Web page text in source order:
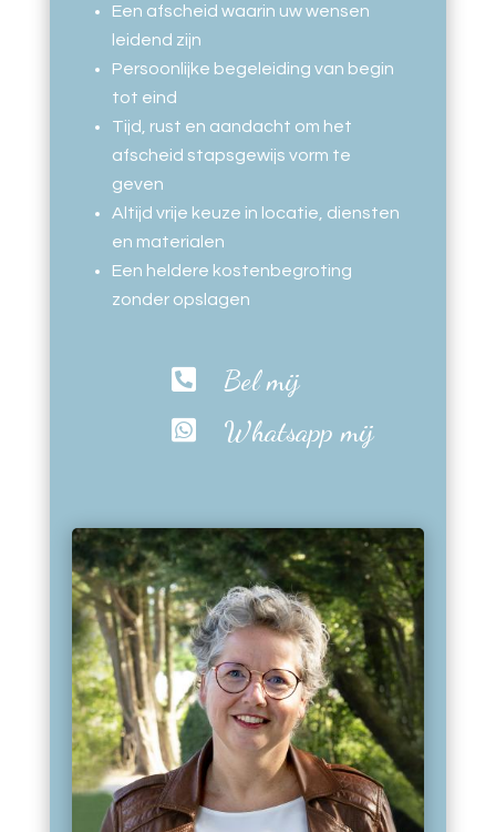
Een afscheid waarin uw wensen
leidend zijn
Persoonlijke begeleiding van begin
tot eind
Tijd, rust en aandacht om het
afscheid stapsgewijs vorm te
geven
Altijd vrije keuze in locatie, diensten
en materialen
Een heldere kostenbegroting
zonder opslagen
 Bel mij
 Whatsapp mij